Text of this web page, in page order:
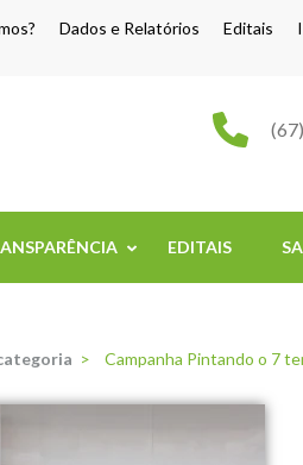
Dados e Relatórios Editais
EDITAIS
> Campanha Pintando o 7